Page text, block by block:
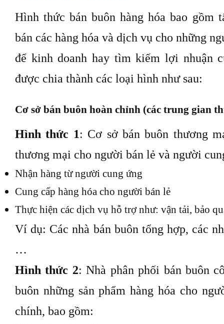
Hình thức bán buôn hàng hóa bao gồm
bán các hàng hóa và dịch vụ cho những
để kinh doanh hay tìm kiếm lợi nhuận
được chia thành các loại hình như sau:
Cơ sở bán buôn hoàn chỉnh (các trung gian
Hình thức 1: Cơ sở bán buôn thương
thương mại cho người bán lẻ và người
Nhận hàng từ người cung ứng
Cung cấp hàng hóa cho người bán lẻ
Thực hiện các dịch vụ hỗ trợ như: vận tải, bảo
Ví dụ: Các nhà bán buôn tổng hợp, các
…
Hình thức 2: Nhà phân phối bán buôn
buôn những sản phẩm hàng hóa cho
chính, bao gồm: